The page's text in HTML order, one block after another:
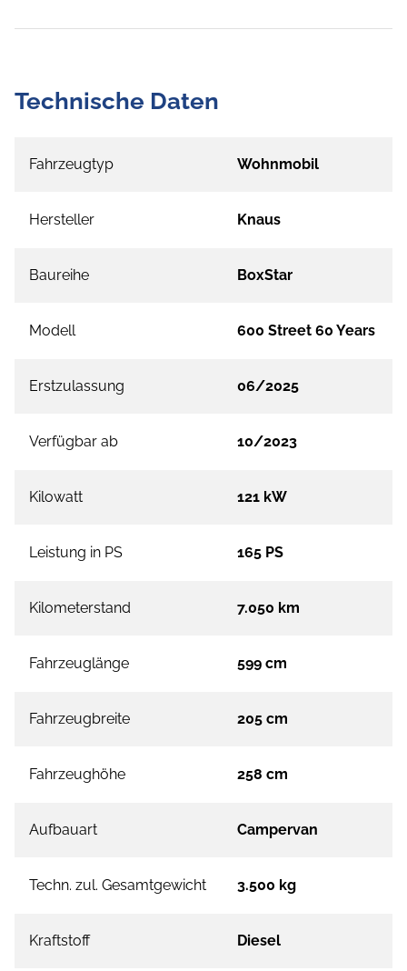
Technische Daten
Fahrzeugtyp Wohnmobil
Hersteller Knaus
Baureihe BoxStar
Modell 600 Street 60 Years
Erstzulassung 06/2025
Verfügbar ab 10/2023
Kilowatt 121 kW
Leistung in PS 165 PS
Kilometerstand 7.050 km
Fahrzeuglänge 599 cm
Fahrzeugbreite 205 cm
Fahrzeughöhe 258 cm
Aufbauart Campervan
Techn. zul. Gesamtgewicht 3.500 kg
Kraftstoff Diesel